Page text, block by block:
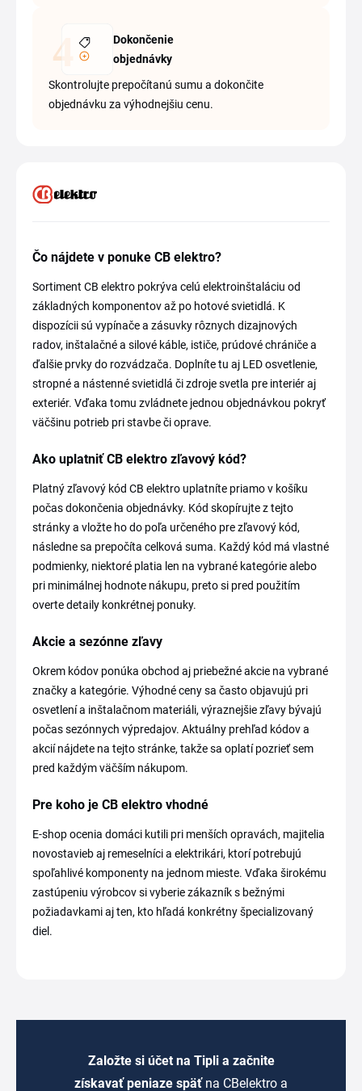
Dokončenie
objednávky
Skontrolujte prepočítanú sumu a dokončite
objednávku za výhodnejšiu cenu.
Čo nájdete v ponuke CB elektro?
Sortiment CB elektro pokrýva celú elektroinštaláciu od
základných komponentov až po hotové svietidlá. K
dispozícii sú vypínače a zásuvky rôznych dizajnových
radov, inštalačné a silové káble, ističe, prúdové chrániče a
ďalšie prvky do rozvádzača. Doplníte tu aj LED osvetlenie,
stropné a nástenné svietidlá či zdroje svetla pre interiér aj
exteriér. Vďaka tomu zvládnete jednou objednávkou pokryť
väčšinu potrieb pri stavbe či oprave.
Ako uplatniť CB elektro zľavový kód?
Platný zľavový kód CB elektro uplatníte priamo v košíku
počas dokončenia objednávky. Kód skopírujte z tejto
stránky a vložte ho do poľa určeného pre zľavový kód,
následne sa prepočíta celková suma. Každý kód má vlastné
podmienky, niektoré platia len na vybrané kategórie alebo
pri minimálnej hodnote nákupu, preto si pred použitím
overte detaily konkrétnej ponuky.
Akcie a sezónne zľavy
Okrem kódov ponúka obchod aj priebežné akcie na vybrané
značky a kategórie. Výhodné ceny sa často objavujú pri
osvetlení a inštalačnom materiáli, výraznejšie zľavy bývajú
počas sezónnych výpredajov. Aktuálny prehľad kódov a
akcií nájdete na tejto stránke, takže sa oplatí pozrieť sem
pred každým väčším nákupom.
Pre koho je CB elektro vhodné
E-shop ocenia domáci kutili pri menších opravách, majitelia
novostavieb aj remeselníci a elektrikári, ktorí potrebujú
spoľahlivé komponenty na jednom mieste. Vďaka širokému
zastúpeniu výrobcov si vyberie zákazník s bežnými
požiadavkami aj ten, kto hľadá konkrétny špecializovaný
diel.
Založte si účet na Tipli a začnite
získavať peniaze späť na CBelektro a